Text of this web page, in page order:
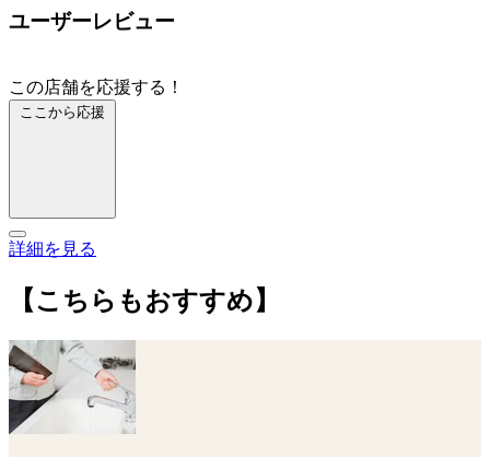
ユーザーレビュー
この店舗を応援する！
ここから応援
詳細を見る
【こちらもおすすめ】